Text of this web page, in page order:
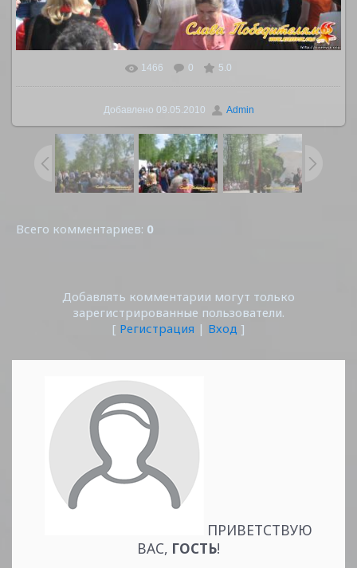
В реальном размере 1126x845
1466 0 5.0
Добавлено 09.05.2010 Admin
Всего комментариев: 0
Добавлять комментарии могут только
зарегистрированные пользователи.
[ Регистрация | Вход ]
ПРИВЕТСТВУЮ
ВАС, ГОСТЬ!